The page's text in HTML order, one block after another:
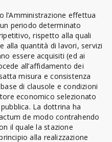
l’Amministrazione effettua
periodo determinato
rispetto alla quali
alla quantità di lavori, servizi
essere acquisiti (ed ai
all’affidamento dei
misura e consistenza
di clausole e condizioni
economico selezionato
La dottrina ha
de modo contrahendo
il quale la stazione
alla realizzazione